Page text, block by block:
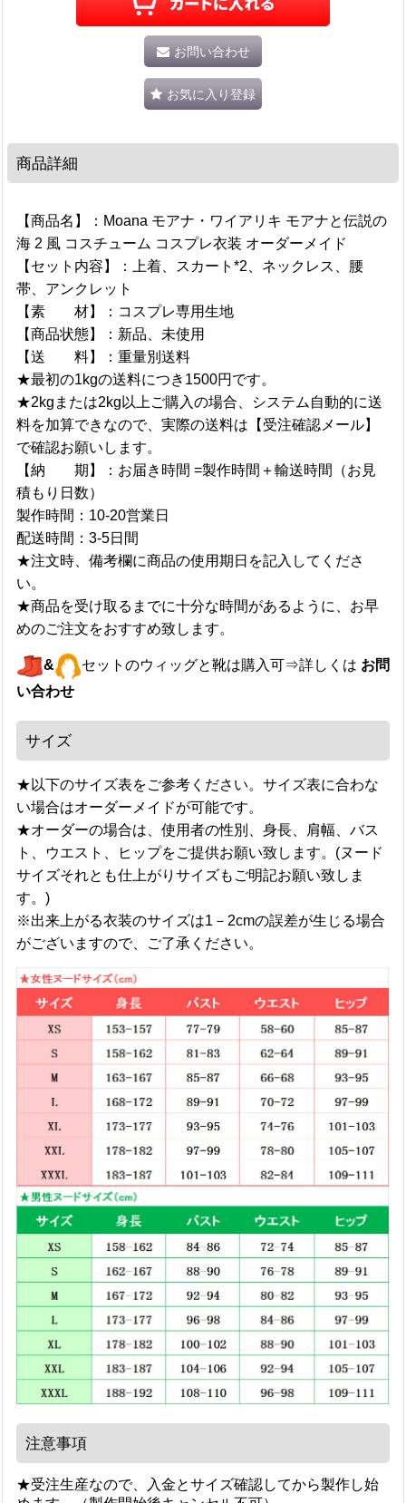
お問い合わせ
お気に入り登録
商品詳細
【商品名】：Moana モアナ・ワイアリキ モアナと伝説の
海 2 風 コスチューム コスプレ衣装 オーダーメイド
【セット内容】：上着、スカート*2、ネックレス、腰
帯、アンクレット
【素 材】：コスプレ専用生地
【商品状態】：新品、未使用
【送 料】：重量別送料
★最初の1kgの送料につき1500円です。
★2kgまたは2kg以上ご購入の場合、システム自動的に送
料を加算できなので、実際の送料は【受注確認メール】
で確認お願いします。
【納 期】：お届き時間 =製作時間＋輸送時間（お見
積もり日数）
製作時間：10-20営業日
配送時間：3-5日間
★注文時、備考欄に商品の使用期日を記入してくださ
い。
★商品を受け取るまでに十分な時間があるように、お早
めのご注文をおすすめ致します。
& セットのウィッグと靴は購入可⇒詳しくは お問
い合わせ
サイズ
★以下のサイズ表をご参考ください。サイズ表に合わな
い場合はオーダーメイドが可能です。
★オーダーの場合は、使用者の性別、身長、肩幅、バス
ト、ウエスト、ヒップをご提供お願い致します。(ヌード
サイズそれとも仕上がりサイズもご明記お願い致しま
す。)
※出来上がる衣装のサイズは1－2cmの誤差が生じる場合
がございますので、ご了承ください。
注意事項
★受注生産なので、入金とサイズ確認してから製作し始